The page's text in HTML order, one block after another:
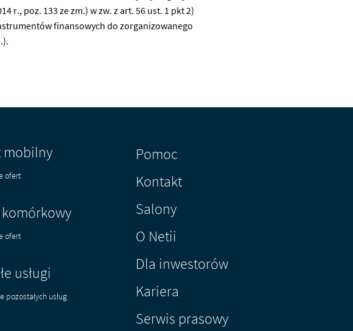
r., poz. 133 ze zm.) w zw. z art. 56 ust. 1 pkt 2)
finansowych do zorganizowanego
mobilny
ofert
ofert
usługi
pozostałych usług
Pomoc
Kontakt
Salony
O Netii
Dla inwestorów
Kariera
Serwis prasowy